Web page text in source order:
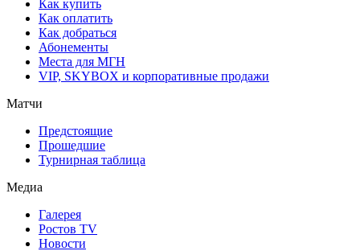
Как купить
Как оплатить
Как добраться
Абонементы
Места для МГН
VIP, SKYBOX и корпоративные продажи
Матчи
Предстоящие
Прошедшие
Турнирная таблица
Медиа
Галерея
Ростов TV
Новости